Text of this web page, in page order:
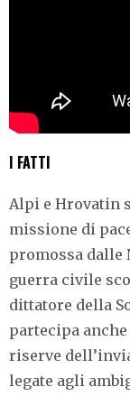
I FATTI
Alpi e Hrovatin
missione di
promossa dalle
guerra civile
dittatore della
partecipa
riserve
legate agli